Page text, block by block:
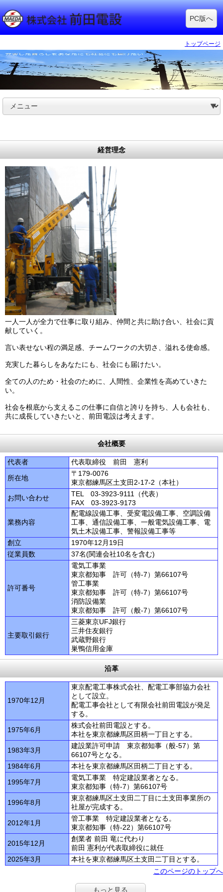
PC版へ
トップページ
経営理念
一人一人が全力で仕事に取り組み、仲間と共に助け合い、社会に貢
献していく。
言い表せない程の満足感、チームワークの大切さ、溢れる使命感。
充実した暮らしをあなたにも、社会にも届けたい。
全ての人のため・社会のために、人間性、企業性を高めていきた
い。
社会を根底から支えるこの仕事に自信と誇りを持ち、人も会社も、
共に成長していきたいと、前田電設は考えます。
会社概要
代表者
代表取締役 前田 憲利
所在地
〒179-0076
東京都練馬区土支田2-17-2（本社）
お問い合わせ
TEL 03-3923-9111（代表）
FAX 03-3923-9173
業務内容
配電線設備工事、受変電設備工事、空調設備
工事、通信設備工事、一般電気設備工事、電
気土木設備工事、警報設備工事等
創立
1970年12月19日
従業員数
37名(関連会社10名を含む)
許可番号
電気工事業
東京都知事 許可（特-7）第66107号
管工事業
東京都知事 許可（特-7）第66107号
消防設備業
東京都知事 許可（般-7）第66107号
主要取引銀行
三菱東京UFJ銀行
三井住友銀行
武蔵野銀行
巣鴨信用金庫
沿革
1970年12月
東京配電工事株式会社、配電工事部協力会社
として設立。
配電工事会社として有限会社前田電設が発足
する。
1975年6月
株式会社前田電設とする。
本社を東京都練馬区田柄一丁目とする。
1983年3月
建設業許可申請 東京都知事（般-57）第
66107号となる。
1984年6月
本社を東京都練馬区田柄二丁目とする。
1995年7月
電気工事業 特定建設業者となる。
東京都知事（特-7）第66107号
1996年8月
東京都練馬区土支田二丁目に土支田事業所の
社屋が完成する。
2012年1月
管工事業 特定建設業者となる。
東京都知事（特-22）第66107号
2015年12月
創業者 前田 竜に代わり
前田 憲利が代表取締役に就任
2025年3月
本社を東京都練馬区土支田二丁目とする。
このページのトップへ
もっと見る